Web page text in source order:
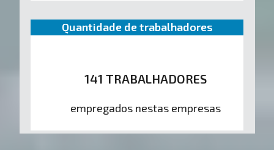
Quantidade de trabalhadores
141 TRABALHADORES
empregados nestas empresas